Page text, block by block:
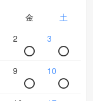
金
土
2 3
9 10